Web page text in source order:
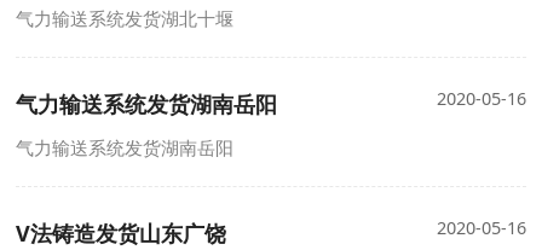
气力输送系统发货湖北十堰
气力输送系统发货湖南岳阳 2020-05-16
气力输送系统发货湖南岳阳
V法铸造发货山东广饶 2020-05-16